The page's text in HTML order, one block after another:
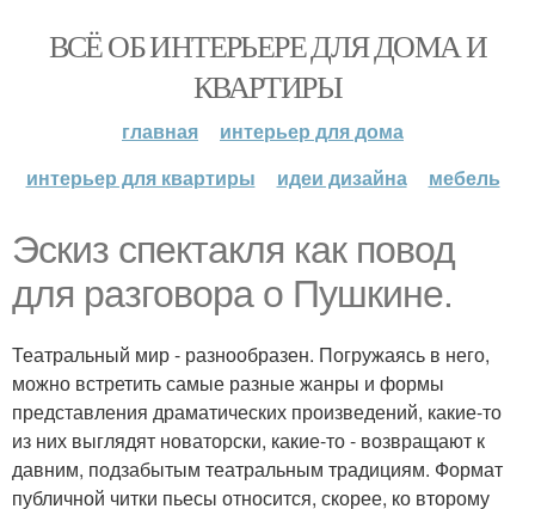
ВСЁ ОБ ИНТЕРЬЕРЕ ДЛЯ ДОМА И
КВАРТИРЫ
главная
интерьер для дома
интерьер для квартиры
идеи дизайна мебель
Эскиз спектакля как повод
для разговора о Пушкине.
Театральный мир - разнообразен. Погружаясь в него,
можно встретить самые разные жанры и формы
представления драматических произведений, какие-то
из них выглядят новаторски, какие-то - возвращают к
давним, подзабытым театральным традициям. Формат
публичной читки пьесы относится, скорее, ко второму